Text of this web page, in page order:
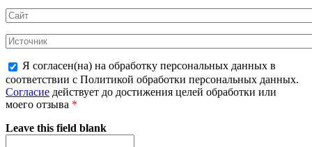
Я согласен(на) на обработку персональных данных в
соответствии с Политикой обработки персональных данных.
Согласие действует до достижения целей обработки или
моего отзыва *
Leave this field blank